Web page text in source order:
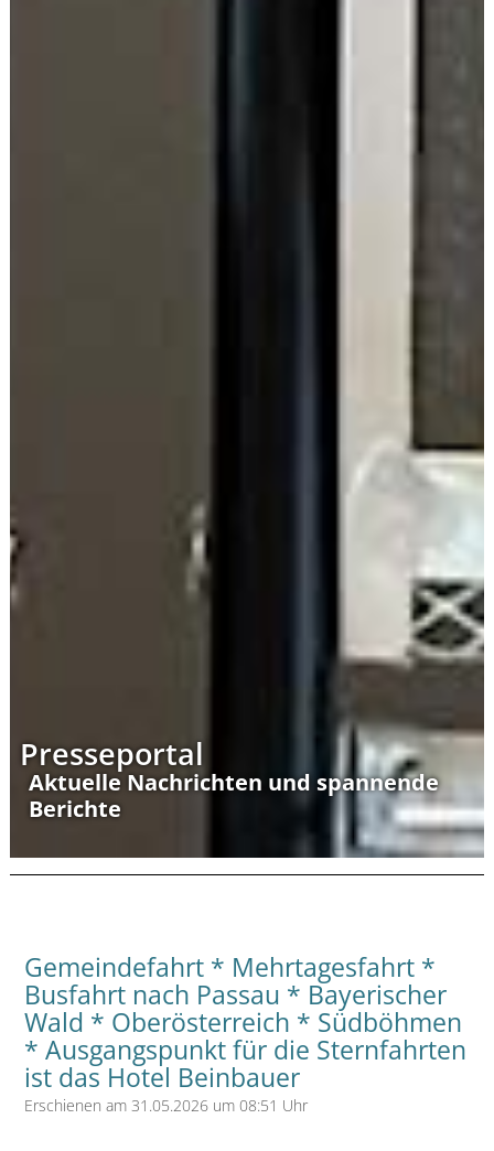
Presseportal
Aktuelle Nachrichten und spannende
Berichte
Gemeindefahrt * Mehrtagesfahrt *
Busfahrt nach Passau * Bayerischer
Wald * Oberösterreich * Südböhmen
* Ausgangspunkt für die Sternfahrten
ist das Hotel Beinbauer
Erschienen am 31.05.2026 um 08:51 Uhr